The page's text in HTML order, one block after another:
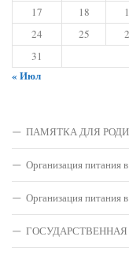
17
18
24
25
31
« Июл
ПАМЯТКА ДЛЯ
Организация питания
Организация питания
ГОСУДАРСТВЕННАЯ